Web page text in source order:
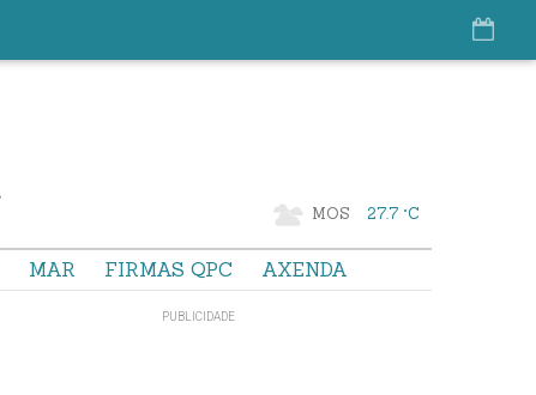
MOS 27.7 °C
MAR FIRMAS QPC AXENDA